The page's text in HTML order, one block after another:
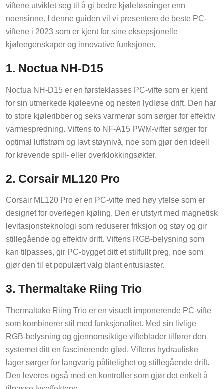
viftene utviklet seg til å gi bedre kjøleløsninger enn
noensinne. I denne guiden vil vi presentere de beste PC-
viftene i 2023 som er kjent for sine eksepsjonelle
kjøleegenskaper og innovative funksjoner.
1. Noctua NH-D15
Noctua NH-D15 er en førsteklasses PC-vifte som er kjent
for sin utmerkede kjøleevne og nesten lydløse drift. Den har
to store kjøleribber og seks varmerør som sørger for effektiv
varmespredning. Viftens to NF-A15 PWM-vifter sørger for
optimal luftstrøm og lavt støynivå, noe som gjør den ideell
for krevende spill- eller overklokkingsøkter.
2. Corsair ML120 Pro
Corsair ML120 Pro er en PC-vifte med høy ytelse som er
designet for overlegen kjøling. Den er utstyrt med magnetisk
levitasjonsteknologi som reduserer friksjon og støy og gir
stillegående og effektiv drift. Viftens RGB-belysning som
kan tilpasses, gir PC-bygget ditt et stilfullt preg, noe som
gjør den til et populært valg blant entusiaster.
3. Thermaltake Riing Trio
Thermaltake Riing Trio er en visuelt imponerende PC-vifte
som kombinerer stil med funksjonalitet. Med sin livlige
RGB-belysning og gjennomsiktige vifteblader tilfører den
systemet ditt en fascinerende glød. Viftens hydrauliske
lager sørger for langvarig pålitelighet og stillegående drift.
Den leveres også med en kontroller som gjør det enkelt å